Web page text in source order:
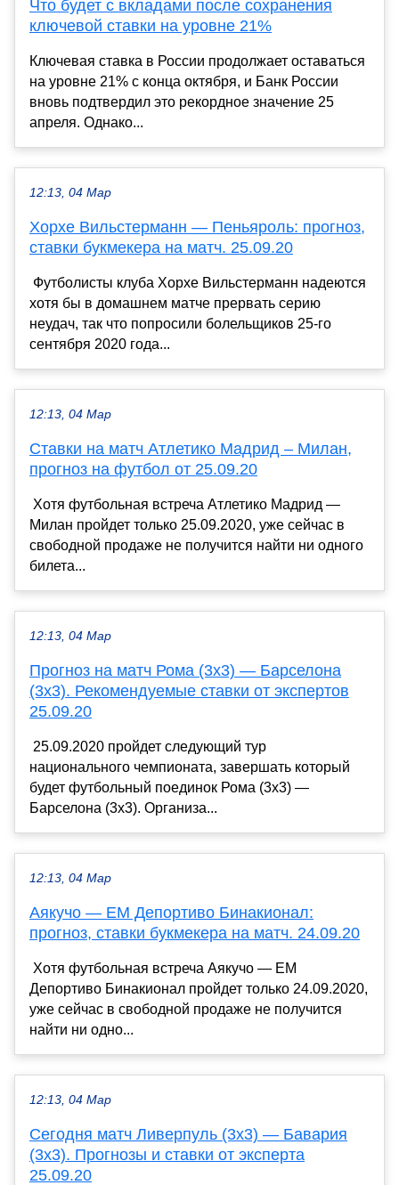
Что будет с вкладами после сохранения
ключевой ставки на уровне 21%
Ключевая ставка в России продолжает оставаться
на уровне 21% с конца октября, и Банк России
вновь подтвердил это рекордное значение 25
апреля. Однако...
12:13, 04 Мар
Хорхе Вильстерманн — Пеньяроль: прогноз,
ставки букмекера на матч. 25.09.20
Футболисты клуба Хорхе Вильстерманн надеются
хотя бы в домашнем матче прервать серию
неудач, так что попросили болельщиков 25-го
сентября 2020 года...
12:13, 04 Мар
Ставки на матч Атлетико Мадрид – Милан,
прогноз на футбол от 25.09.20
Хотя футбольная встреча Атлетико Мадрид —
Милан пройдет только 25.09.2020, уже сейчас в
свободной продаже не получится найти ни одного
билета...
12:13, 04 Мар
Прогноз на матч Рома (3х3) — Барселона
(3х3). Рекомендуемые ставки от экспертов
25.09.20
25.09.2020 пройдет следующий тур
национального чемпионата, завершать который
будет футбольный поединок Рома (3х3) —
Барселона (3х3). Организа...
12:13, 04 Мар
Аякучо — ЕМ Депортиво Бинакионал:
прогноз, ставки букмекера на матч. 24.09.20
Хотя футбольная встреча Аякучо — ЕМ
Депортиво Бинакионал пройдет только 24.09.2020,
уже сейчас в свободной продаже не получится
найти ни одно...
12:13, 04 Мар
Сегодня матч Ливерпуль (3х3) — Бавария
(3х3). Прогнозы и ставки от эксперта
25.09.20